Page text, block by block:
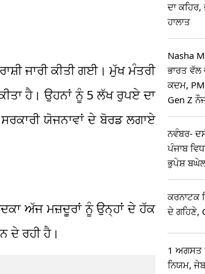
ਜਾਰੀ ਕੀਤੀ ਗਈ। ਮੁੱਖ ਮੰਤਰੀ
ਹੈ। ਉਹਨਾਂ ਨੂੰ 5 ਲੱਖ ਰੁਪਏ ਦਾ
ਯੋਜਨਾਵਾਂ ਦੇ ਬੋਰਡ ਲਗਾਏ
ਅੱਜ ਮਜ਼ਦੂਰਾਂ ਨੂੰ ਉਨ੍ਹਾਂ ਦੇ ਹੱਕ
ਦੇ ਰਹੀ ਹੈ।
ਦਾ ਕਹਿਰ,
ਹਾਲਾਤ
Nasha
ਭਾਰਤ ਵੱਲ
ਕਦਮ,
Gen Z
ਨਵੰਬਰ-
ਪੰਜਾਬ
ਭੁਪੇਸ਼ ਬਘੇਲ
ਕਰਨਾਟਕ
ਦੇ ਗਹਿਣੇ,
1 ਅਗਸਤ
ਨਿਯਮ,